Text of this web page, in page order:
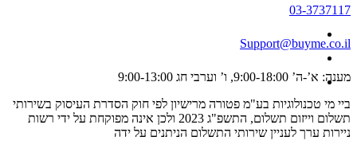
03-3737117
Support@buyme.co.il
מענה: א’-ה’ 9:00-18:00, ו’ וערבי חג 9:00-13:00
ביי מי טכנולוגיות בע"מ פטורה מרישיון לפי חוק הסדרת העיסוק בשירותי
תשלום וייזום תשלום, התשפ"ג 2023 ולכן אינה מפוקחת על ידי רשות
ניירות ערך לעניין שירותי התשלום הניתנים על ידה